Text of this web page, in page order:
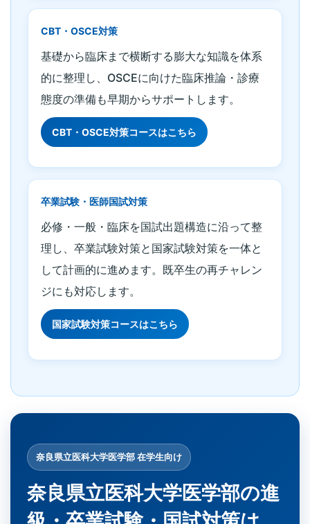
CBT・OSCE対策
基礎から臨床まで横断する膨大な知識を体系
的に整理し、OSCEに向けた臨床推論・診療
態度の準備も早期からサポートします。
CBT・OSCE対策コースはこちら
卒業試験・医師国試対策
必修・一般・臨床を国試出題構造に沿って整
理し、卒業試験対策と国家試験対策を一体と
して計画的に進めます。既卒生の再チャレン
ジにも対応します。
国家試験対策コースはこちら
奈良県立医科大学医学部 在学生向け
奈良県立医科大学医学部の進